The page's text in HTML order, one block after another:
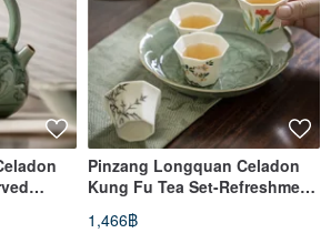
Pinzang Longquan Celadon
Kung Fu Tea Set-Refreshment
1,466฿